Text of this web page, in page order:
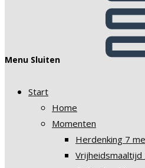
Menu Sluiten
Start
Home
Momenten
Herdenking 7
Vrijheidsmaaltijd